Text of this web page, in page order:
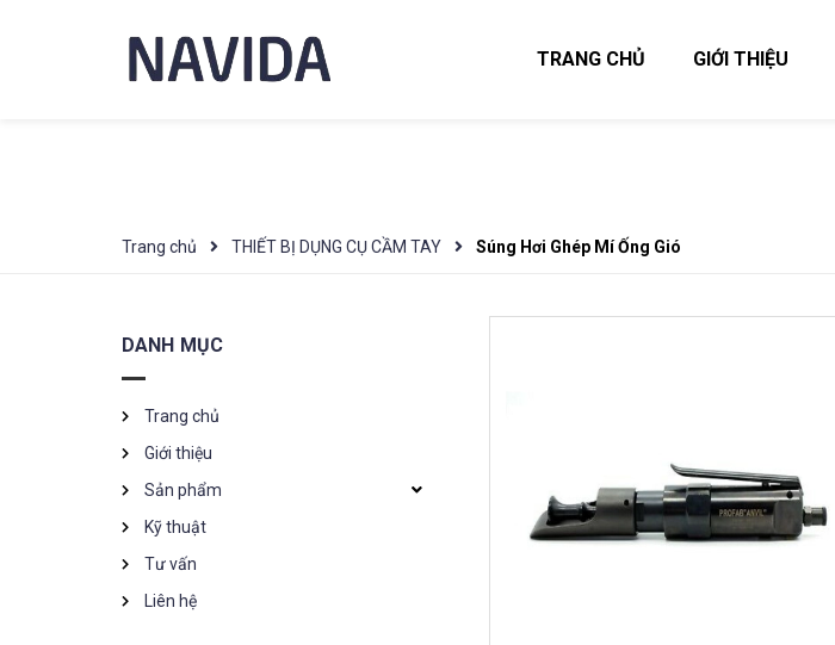
TRANG CHỦ GIỚI THIỆU
Trang chủ THIẾT BỊ DỤNG CỤ CẦM TAY Súng Hơi Ghép Mí Ống Gió
DANH MỤC
Trang chủ
Giới thiệu
Sản phẩm
Kỹ thuật
Tư vấn
Liên hệ